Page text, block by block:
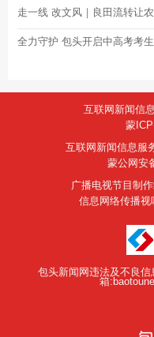
走一线 改文风｜良田流转让
全力守护 包头开启中高考考
互联网新闻信
蒙
互联网新闻信息服
蒙公网安
广播电视节目制
信息网络传播视
包头新闻网违法及不良
箱